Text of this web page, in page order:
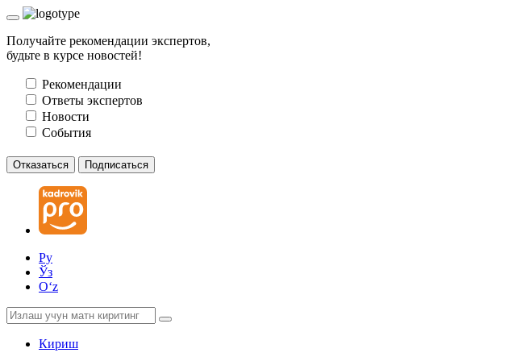
Получайте рекомендации экспертов,
будьте в курсе новостей!
Рекомендации
Ответы экспертов
Новости
События
Отказаться Подписаться
Ру
Ўз
Oʻz
Кириш